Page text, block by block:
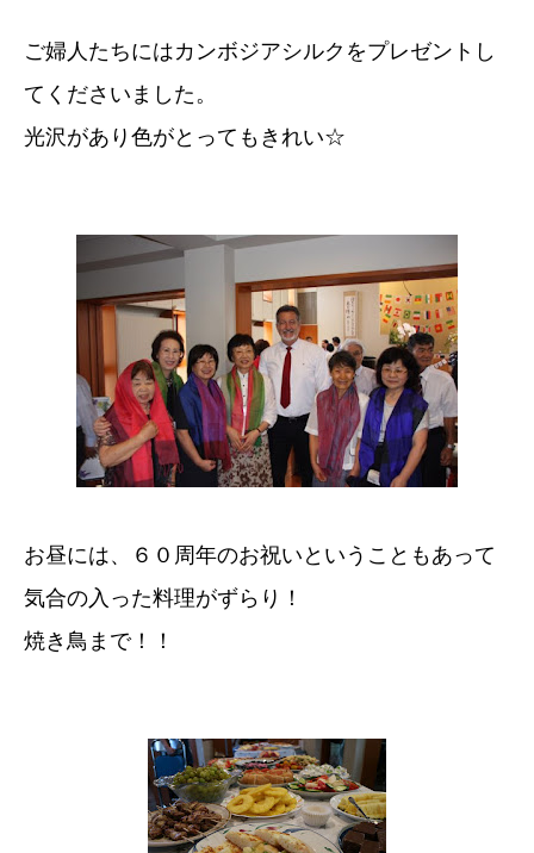
ご婦人たちにはカンボジアシルクをプレゼントし
てくださいました。
光沢があり色がとってもきれい☆
お昼には、６０周年のお祝いということもあって
気合の入った料理がずらり！
焼き鳥まで！！